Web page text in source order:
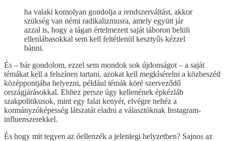
ha valaki komolyan gondolja a rendszerváltást, akkor
szükség van némi radikalizmusra, amely együtt jár
azzal is, hogy a tágan értelmezett saját táboron belüli
ellenlábasokkal sem kell feltétlenül kesztyűs kézzel
bánni.
És – bár gondolom, ezzel sem mondok sok újdonságot – a saját
témákat kell a felszínen tartani, azokat kell megkísérelni a közbeszéd
középpontjába helyezni, például témák köré szerveződő
országjárásokkal. Ehhez persze úgy kellenének épkézláb
szakpolitikusok, mint egy falat kenyér, elvégre nehéz a
kormányzóképesség látszatát eladni a választóknak Instagram-
influenszerekkel.
És hogy mit tegyen az óellenzék a jelenlegi helyzetben? Sajnos az